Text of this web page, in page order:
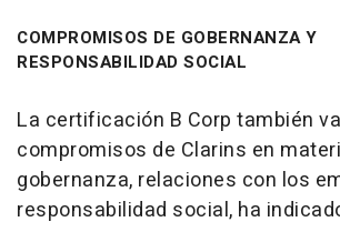
COMPROMISOS DE GOBERNANZA Y
RESPONSABILIDAD SOCIAL
La certificación B Corp también
compromisos de Clarins en
gobernanza, relaciones con los
responsabilidad social, ha